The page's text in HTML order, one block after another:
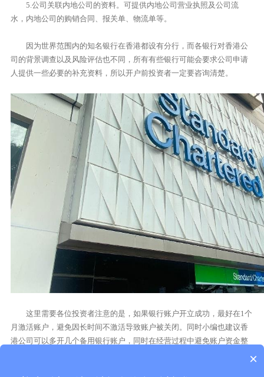
5.公司关联内地公司的资料。可提供内地公司营业执照及公司流
水，内地公司的购销合同、报关单、物流单等。
因为世界范围内的知名银行在香港都设有分行，而各银行对香港公
司的背景调查以及风险评估也不同，所有有些银行可能会要求公司申请
人提供一些必要的补充资料，所以开户前投资者一定要咨询清楚。
这里需要各位投资者注意的是，如果银行账户开立成功，最好在1个
月激活账户，避免因长时间不激活导致账户被关闭。同时小编也建议香
港公司可以多开几个备用银行账户，同时在经营过程中避免账户资金整
×